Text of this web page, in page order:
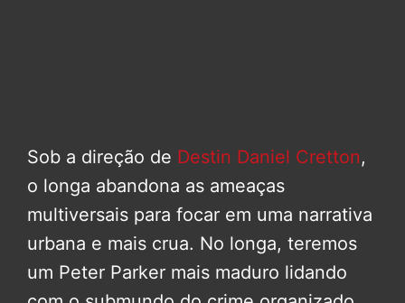
Sob a direção de Destin Daniel Cretton,
o longa abandona as ameaças
multiversais para focar em uma narrativa
urbana e mais crua. No longa, teremos
um Peter Parker mais maduro lidando